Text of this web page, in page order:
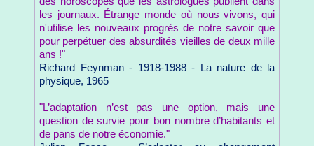
les journaux. Étrange monde où nous vivons, qui
n'utilise les nouveaux progrès de notre savoir que
pour perpétuer des absurdités vieilles de deux mille
ans !"
Richard Feynman - 1918-1988 - La nature de la
physique, 1965
"L’adaptation n’est pas une option, mais une
question de survie pour bon nombre d’habitants et
de pans de notre économie."